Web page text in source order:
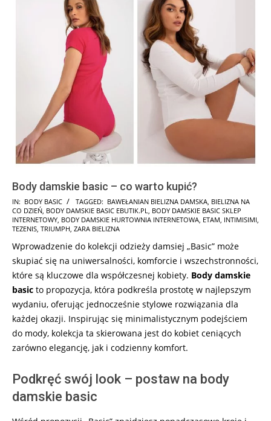
Body damskie basic – co warto kupić?
2025-
02-
01
IN: BODY BASIC TAGGED: BAWEŁANIAN BIELIZNA DAMSKA, BIELIZNA NA
CO DZIEŃ, BODY DAMSKIE BASIC EBUTIK.PL, BODY DAMSKIE BASIC SKLEP
INTERNETOWY, BODY DAMSKIE HURTOWNIA INTERNETOWA, ETAM, INTIMISIMI,
TEZENIS, TRIUMPH, ZARA BIELIZNA
Wprowadzenie do kolekcji odzieży damsiej „Basic” może
skupiać się na uniwersalności, komforcie i wszechstronności,
które są kluczowe dla współczesnej kobiety. Body damskie
basic to propozycja, która podkreśla prostotę w najlepszym
wydaniu, oferując jednocześnie stylowe rozwiązania dla
każdej okazji. Inspirując się minimalistycznym podejściem
do mody, kolekcja ta skierowana jest do kobiet ceniących
zarówno elegancję, jak i codzienny komfort.
Podkręć swój look – postaw na body
damskie basic